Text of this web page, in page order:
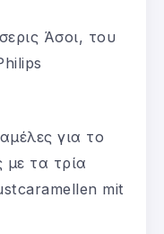
Άσοι, του
για το
με τα τρία
mit